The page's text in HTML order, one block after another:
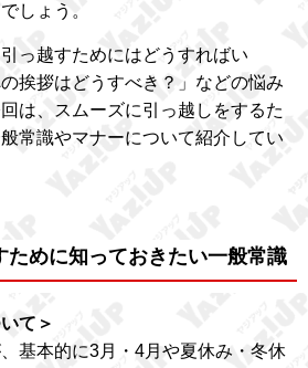
しょう。
っ越すためにはどうすればい
挨拶はどうすべき？」などの悩み
は、スムーズに引っ越しをするた
常識やマナーについて紹介してい
ために知っておきたい一般常識
て＞
基本的に3月・4月や夏休み・冬休